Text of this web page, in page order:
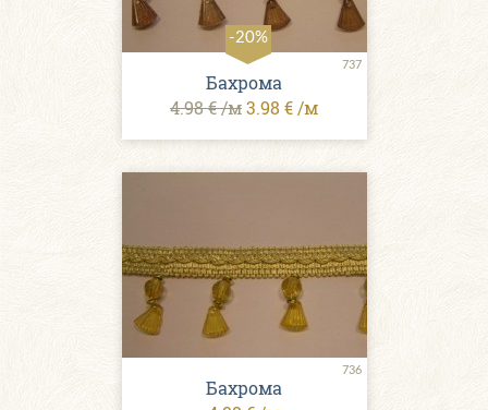
-20%
737
Бахрома
4.98 € /м3.98 € /м
736
Бахрома